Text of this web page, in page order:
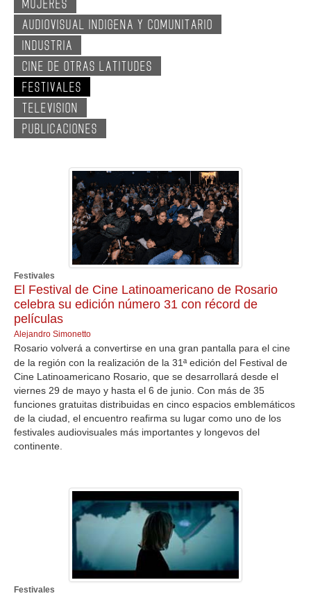
GALERIA
MUJERES
AUDIOVISUAL INDIGENA Y COMUNITARIO
INDUSTRIA
CINE DE OTRAS LATITUDES
FESTIVALES
TELEVISION
PUBLICACIONES
Festivales
El Festival de Cine Latinoamericano de Rosario
celebra su edición número 31 con récord de
películas
Alejandro Simonetto
Rosario volverá a convertirse en una gran pantalla para el cine
de la región con la realización de la 31ª edición del Festival de
Cine Latinoamericano Rosario, que se desarrollará desde el
viernes 29 de mayo y hasta el 6 de junio. Con más de 35
funciones gratuitas distribuidas en cinco espacios emblemáticos
de la ciudad, el encuentro reafirma su lugar como uno de los
festivales audiovisuales más importantes y longevos del
continente.
Festivales